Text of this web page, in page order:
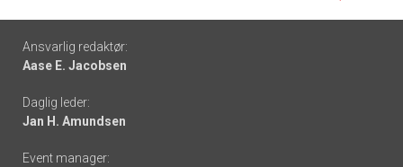
Footer
-
links
Ansvarlig redaktør:
Aase E. Jacobsen
Daglig leder:
Jan H. Amundsen
Event manager: